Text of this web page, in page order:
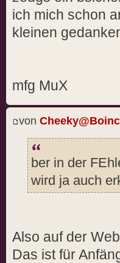
ich mich schon
kleinen
mfg MuX
von Cheeky@Boinc
ber in der
wird ja auch
Also auf der
Das ist für